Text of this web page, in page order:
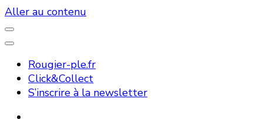
Aller au contenu
Rougier-ple.fr
Click&Collect
S’inscrire à la newsletter